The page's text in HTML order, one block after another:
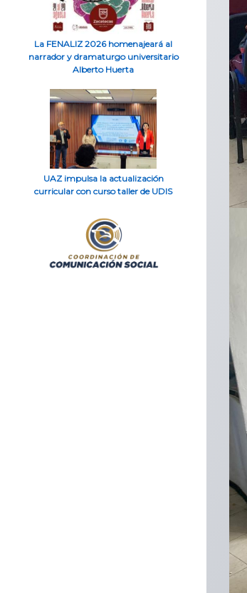
La FENALIZ 2026 homenajeará al
narrador y dramaturgo universitario
Alberto Huerta
UAZ impulsa la actualización
curricular con curso taller de UDIS